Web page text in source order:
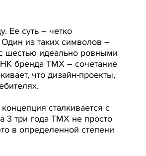
Ее суть – четко
из таких символов –
шестью идеально ровными
бренда ТМХ – сочетание
что дизайн-проекты,
сталкивается с
3 три года ТМХ не просто
в определенной степени